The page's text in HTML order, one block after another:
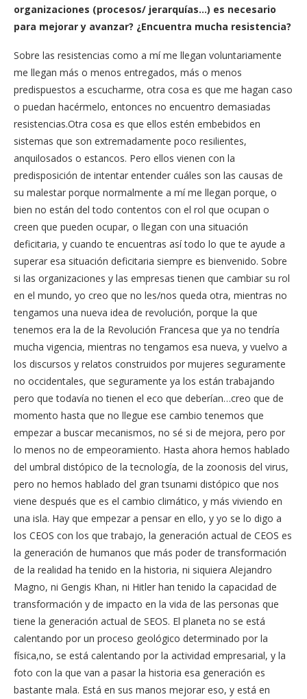
organizaciones (procesos/ jerarquías…) es necesario
para mejorar y avanzar? ¿Encuentra mucha resistencia?
Sobre las resistencias como a mí me llegan voluntariamente
me llegan más o menos entregados, más o menos
predispuestos a escucharme, otra cosa es que me hagan caso
o puedan hacérmelo, entonces no encuentro demasiadas
resistencias.Otra cosa es que ellos estén embebidos en
sistemas que son extremadamente poco resilientes,
anquilosados o estancos. Pero ellos vienen con la
predisposición de intentar entender cuáles son las causas de
su malestar porque normalmente a mí me llegan porque, o
bien no están del todo contentos con el rol que ocupan o
creen que pueden ocupar, o llegan con una situación
deficitaria, y cuando te encuentras así todo lo que te ayude a
superar esa situación deficitaria siempre es bienvenido. Sobre
si las organizaciones y las empresas tienen que cambiar su rol
en el mundo, yo creo que no les/nos queda otra, mientras no
tengamos una nueva idea de revolución, porque la que
tenemos era la de la Revolución Francesa que ya no tendría
mucha vigencia, mientras no tengamos esa nueva, y vuelvo a
los discursos y relatos construidos por mujeres seguramente
no occidentales, que seguramente ya los están trabajando
pero que todavía no tienen el eco que deberían…creo que de
momento hasta que no llegue ese cambio tenemos que
empezar a buscar mecanismos, no sé si de mejora, pero por
lo menos no de empeoramiento. Hasta ahora hemos hablado
del umbral distópico de la tecnología, de la zoonosis del virus,
pero no hemos hablado del gran tsunami distópico que nos
viene después que es el cambio climático, y más viviendo en
una isla. Hay que empezar a pensar en ello, y yo se lo digo a
los CEOS con los que trabajo, la generación actual de CEOS es
la generación de humanos que más poder de transformación
de la realidad ha tenido en la historia, ni siquiera Alejandro
Magno, ni Gengis Khan, ni Hitler han tenido la capacidad de
transformación y de impacto en la vida de las personas que
tiene la generación actual de SEOS. El planeta no se está
calentando por un proceso geológico determinado por la
física,no, se está calentando por la actividad empresarial, y la
foto con la que van a pasar la historia esa generación es
bastante mala. Está en sus manos mejorar eso, y está en